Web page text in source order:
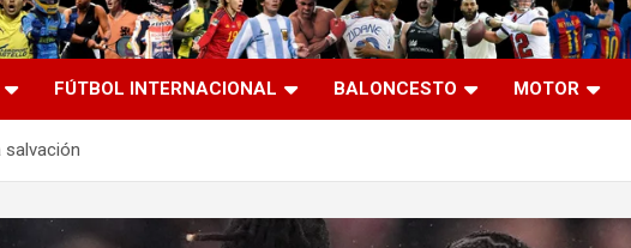
FÚTBOL INTERNACIONAL BALONCESTO MOTOR
salvación